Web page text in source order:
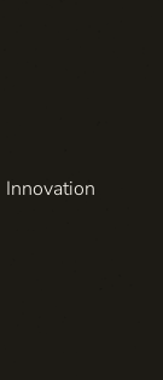
Innovation